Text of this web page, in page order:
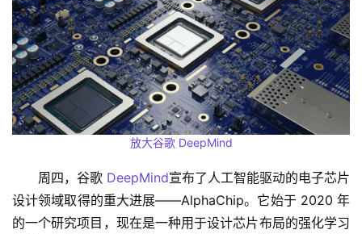
放大谷歌 DeepMind
周四，谷歌 DeepMind宣布了人工智能驱动的电子芯片
设计领域取得的重大进展——AlphaChip。它始于 2020 年
的一个研究项目，现在是一种用于设计芯片布局的强化学习